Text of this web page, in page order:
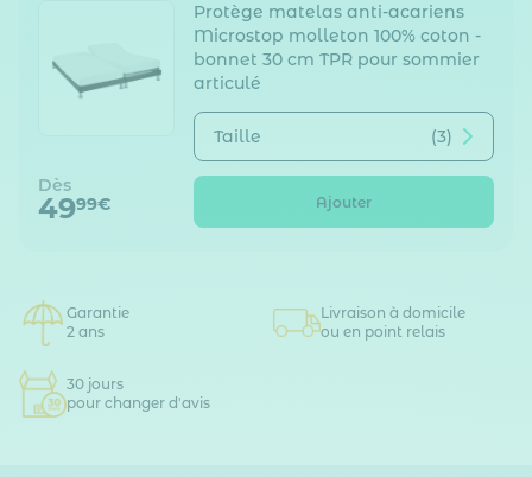
Protège matelas anti-acariens
Microstop molleton 100% coton -
bonnet 30 cm TPR pour sommier
articulé
Taille (3)
Dès
4999€ Ajouter
Garantie
2 ans
Livraison à domicile
ou en point relais
30 jours
pour changer d'avis